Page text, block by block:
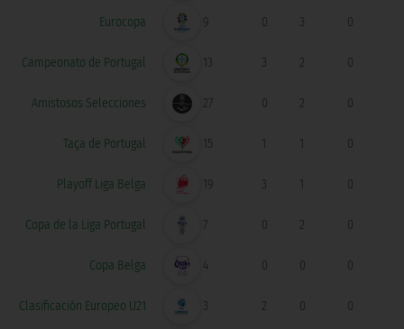
Eurocopa 9 0 3 0
Campeonato de Portugal 13 3 2 0
Amistosos Selecciones 27 0 2 0
Taça de Portugal 15 1 1 0
Playoff Liga Belga 19 3 1 0
Copa de la Liga Portugal 7 0 2 0
Copa Belga 4 0 0 0
Clasificación Europeo U21 3 2 0 0